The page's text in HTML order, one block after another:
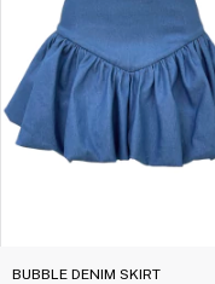
BUBBLE DENIM SKIRT